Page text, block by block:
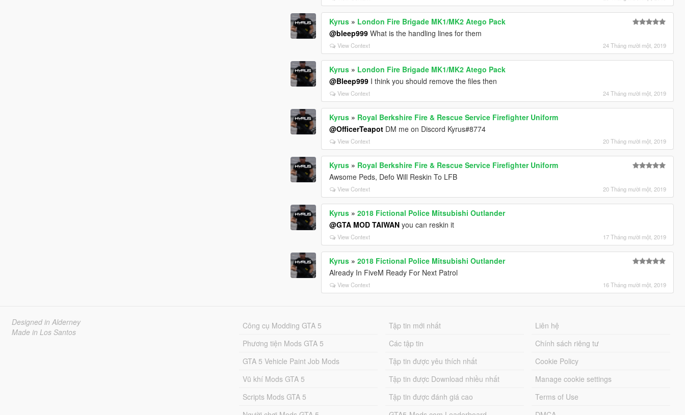
Kyrus » London Fire Brigade MK1/MK2 Atego Pack
@bleep999 What is the handling lines for them
View Context 24 Tháng mười một, 2019
Kyrus » London Fire Brigade MK1/MK2 Atego Pack
@Bleep999 I think you should remove the files then
View Context 24 Tháng mười một, 2019
Kyrus » Royal Berkshire Fire & Rescue Service Firefighter Uniform
@OfficerTeapot DM me on Discord Kyrus#8774
View Context 20 Tháng mười một, 2019
Kyrus » Royal Berkshire Fire & Rescue Service Firefighter Uniform
Awsome Peds, Defo Will Reskin To LFB
View Context 20 Tháng mười một, 2019
Kyrus »2018 Fictional Police Mitsubishi Outlander
@GTA MOD TAIWAN you can reskin it
View Context 17 Tháng mười một, 2019
Kyrus »2018 Fictional Police Mitsubishi Outlander
Already In FiveM Ready For Next Patrol
View Context 16 Tháng mười một, 2019
Designed in Alderney
Made in Los Santos
Công cụ Modding GTA 5
Phương tiện Mods GTA 5
GTA 5 Vehicle Paint Job Mods
Vũ khí Mods GTA 5
Scripts Mods GTA 5
Tập tin mới nhất
Các tập tin
Tập tin được yêu thích nhất
Tập tin được Download nhiều nhất
Tập tin được đánh giá cao
Liên hệ
Chính sách riêng tư
Cookie Policy
Manage cookie settings
Terms of Use